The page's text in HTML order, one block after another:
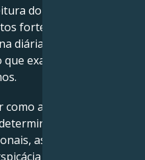
do mapa natal
fortes, pontos
diária e momentos
exatamente os
as forças
o génio
as conquistas
de Jude Law.